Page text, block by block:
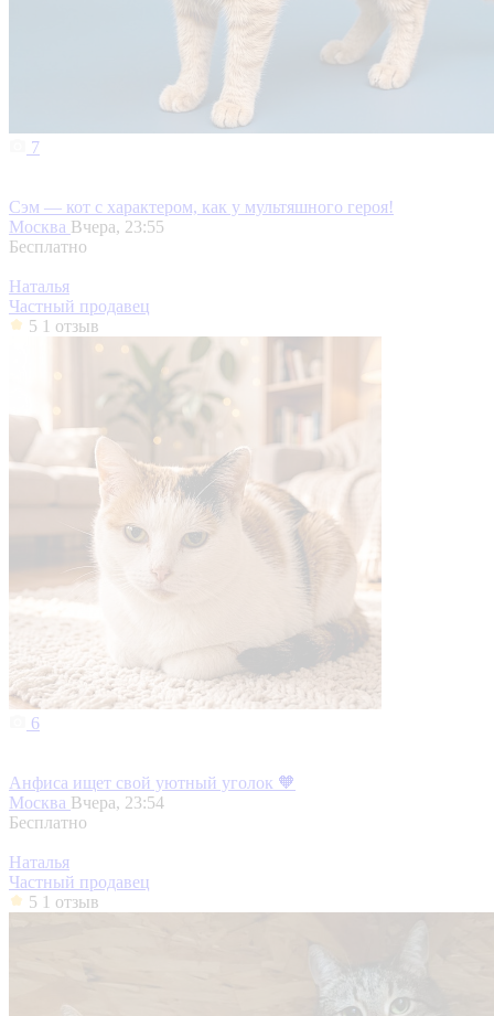
7
Сэм — кот с характером, как у мультяшного героя!
Москва Вчера, 23:55
Бесплатно
Наталья
Частный продавец
5 1 отзыв
6
Анфиса ищет свой уютный уголок 🧡
Москва Вчера, 23:54
Бесплатно
Наталья
Частный продавец
5 1 отзыв